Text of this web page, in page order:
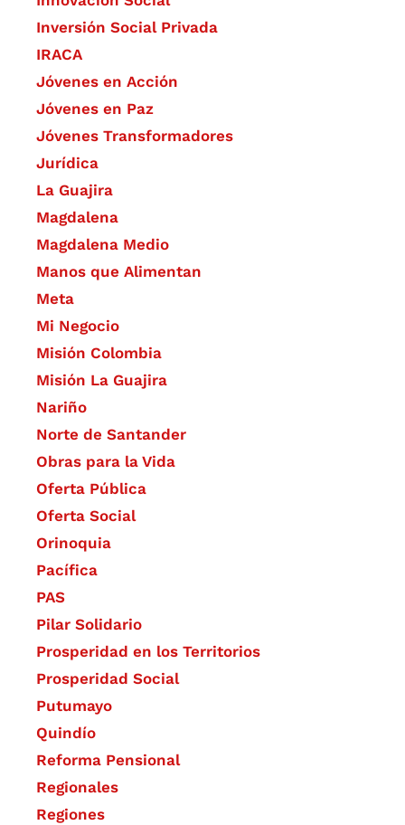
Inversión Social Privada
IRACA
Jóvenes en Acción
Jóvenes en Paz
Jóvenes Transformadores
Jurídica
La Guajira
Magdalena
Magdalena Medio
Manos que Alimentan
Meta
Mi Negocio
Misión Colombia
Misión La Guajira
Nariño
Norte de Santander
Obras para la Vida
Oferta Pública
Oferta Social​​
Orinoquia
Pacífica
PAS
Pilar Solidario
Prosperidad en los Territorios
Prosperidad Social
Putumayo
Quindío
Reforma Pensional
Regionales
Regiones